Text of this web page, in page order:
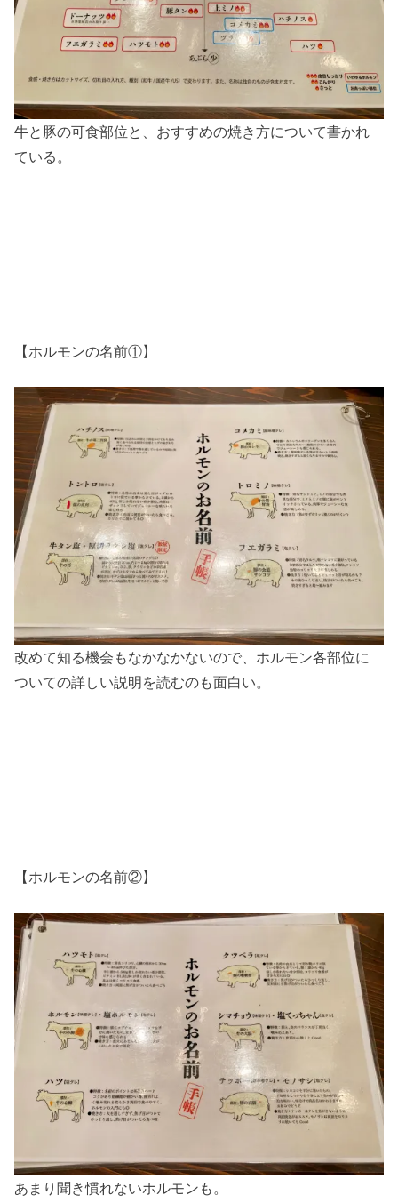
牛と豚の可食部位と、おすすめの焼き方について書かれ
ている。
【ホルモンの名前①】
改めて知る機会もなかなかないので、ホルモン各部位に
ついての詳しい説明を読むのも面白い。
【ホルモンの名前②】
あまり聞き慣れないホルモンも。